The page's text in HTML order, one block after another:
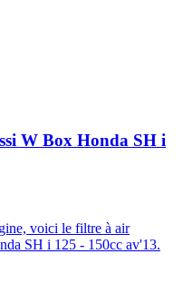
W Box Honda SH i
voici le filtre à air
SH i 125 - 150cc av'13.